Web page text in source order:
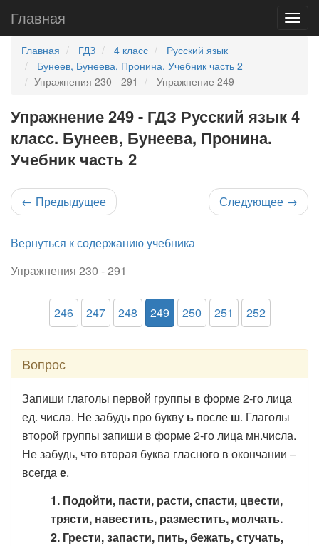
Главная
Главная ГДЗ 4 класс
Русский язык
Бунеев, Бунеева, Пронина. Учебник часть 2
Упражнения 230 - 291
Упражнение 249
Упражнение 249 - ГДЗ Русский язык 4
класс. Бунеев, Бунеева, Пронина.
Учебник часть 2
← Предыдущее Следующее →
Вернуться к содержанию учебника
Упражнения 230 - 291
246 247 248 249 250 251 252
Вопрос
Запиши глаголы первой группы в форме 2-го лица
ед. числа. Не забудь про букву ь после ш. Глаголы
второй группы запиши в форме 2-го лица мн.числа.
Не забудь, что вторая буква гласного в окончании –
всегдае.
1. Подойти, пасти, расти, спасти, цвести,
трясти, навестить, разместить, молчать.
2. Грести, запасти, пить, бежать, стучать,